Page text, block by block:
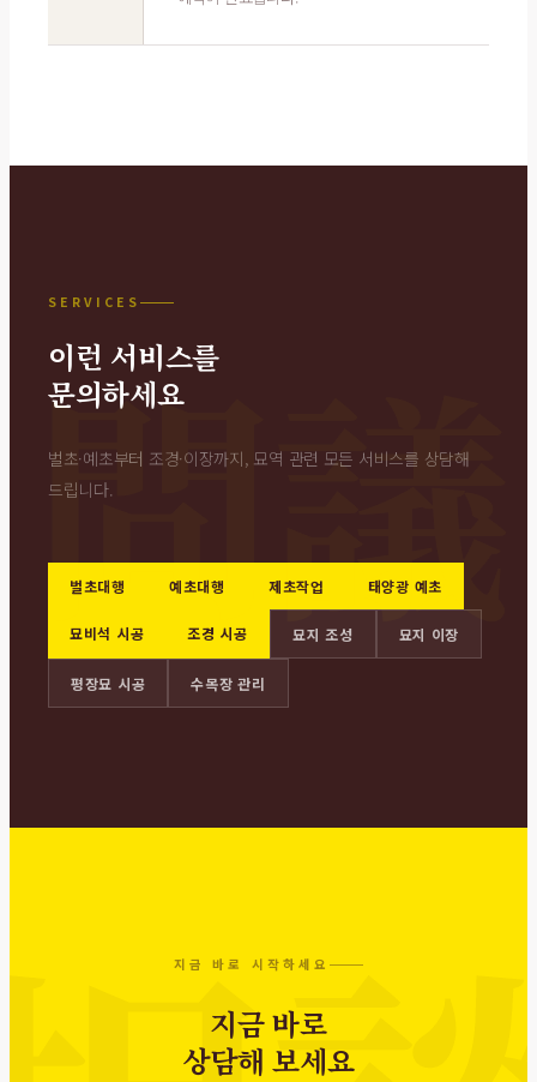
SERVICES
이런 서비스를
문의하세요
벌초·예초부터 조경·이장까지, 묘역 관련 모든 서비스를 상담해
드립니다.
벌초대행 예초대행 제초작업 태양광 예초
묘비석 시공 조경 시공 묘지 조성 묘지 이장
평장묘 시공 수목장 관리
지금 바로 시작하세요
지금 바로
상담해 보세요